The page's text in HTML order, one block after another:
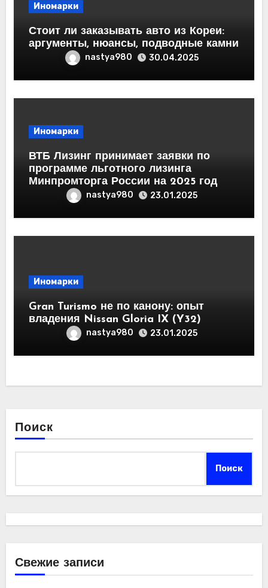
Иномарки
Стоит ли заказывать авто из Кореи:
аргументы, нюансы, подводные камни
nastya980 30.04.2025
Иномарки
ВТБ Лизинг принимает заявки по
программе льготного лизинга
Минпромторга России на 2025 год
nastya980 23.01.2025
Иномарки
Gran Turismo не по канону: опыт
владения Nissan Gloria IX (Y32)
nastya980 23.01.2025
Поиск
Поиск
Свежие записи